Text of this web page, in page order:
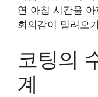
연 아침 시간을
회의감이 밀려오
코팅의
계